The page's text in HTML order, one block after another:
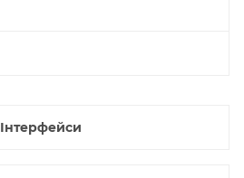
Інтерфейси